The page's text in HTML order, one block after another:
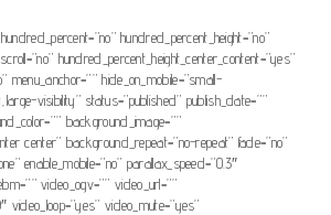
hundred_percent_height=”no”
hundred_percent_height_center_content=”yes”
menu_anchor=”” hide_on_mobile=”small-
visibility” status=”published” publish_date=””
background_image=””
center” background_repeat=”no-repeat” fade=”no”
enable_mobile=”no” parallax_speed=”0.3″
video_ogv=”” video_url=””
video_loop=”yes” video_mute=”yes”